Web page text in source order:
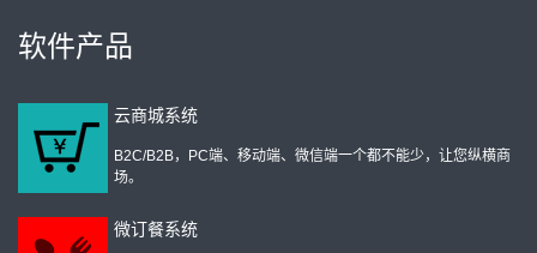
软件产品
云商城系统
B2C/B2B，PC端、移动端、微信端一个都不能少，让您纵横商
场。
微订餐系统